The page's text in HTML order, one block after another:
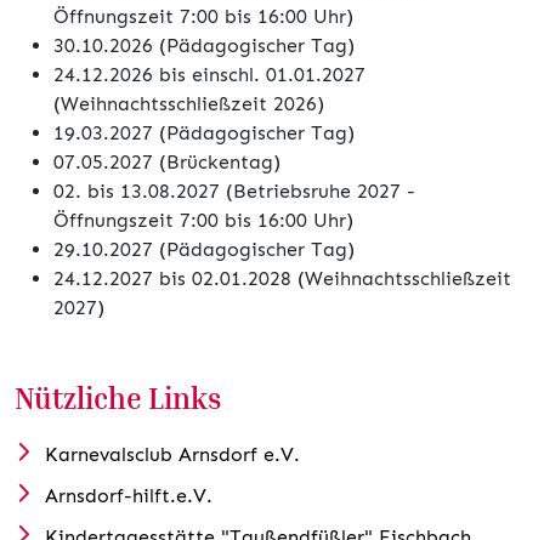
Öffnungszeit 7:00 bis 16:00 Uhr)
30.10.2026 (Pädagogischer Tag)
24.12.2026 bis einschl. 01.01.2027
(Weihnachtsschließzeit 2026)
19.03.2027 (Pädagogischer Tag)
07.05.2027 (Brückentag)
02. bis 13.08.2027 (Betriebsruhe 2027 -
Öffnungszeit 7:00 bis 16:00 Uhr)
29.10.2027 (Pädagogischer Tag)
24.12.2027 bis 02.01.2028 (Weihnachtsschließzeit
2027)
Nützliche Links
Karnevalsclub Arnsdorf e.V.
Arnsdorf-hilft.e.V.